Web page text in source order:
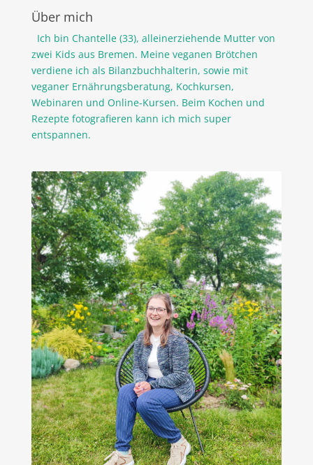
Über mich
Ich bin Chantelle (33), alleinerziehende Mutter von
zwei Kids aus Bremen. Meine veganen Brötchen
verdiene ich als Bilanzbuchhalterin, sowie mit
veganer Ernährungsberatung, Kochkursen,
Webinaren und Online-Kursen. Beim Kochen und
Rezepte fotografieren kann ich mich super
entspannen.